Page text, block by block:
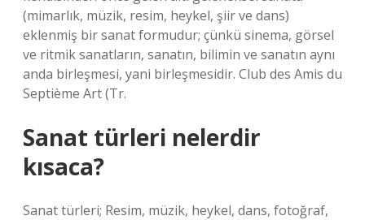
(mimarlık, müzik, resim, heykel, şiir ve dans)
eklenmiş bir sanat formudur; çünkü sinema, görsel
ve ritmik sanatların, sanatın, bilimin ve sanatın aynı
anda birleşmesi, yani birleşmesidir. Club des Amis du
Septième Art (Tr.
Sanat türleri nelerdir
kısaca?
Sanat türleri; Resim, müzik, heykel, dans, fotoğraf,